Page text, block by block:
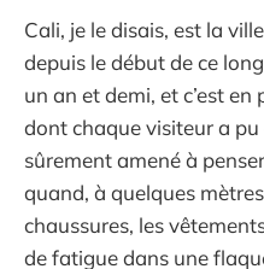
Cali, je le disais, est la
depuis le début de ce
un an et demi, et c’est
dont chaque visiteur a
sûrement amené à
quand, à quelques
chaussures, les
de fatigue dans une